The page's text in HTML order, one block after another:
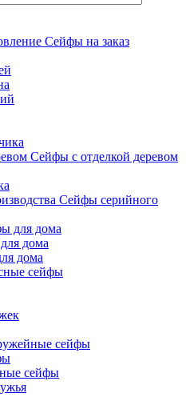
Сейфы на заказ
Сейфы с отделкой деревом
Сейфы серийного
для дома
дома
дома
сейфы
сейфы
сейфы